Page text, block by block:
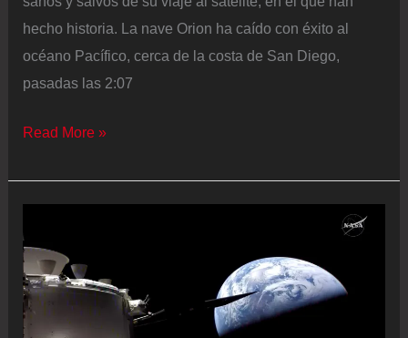
hecho historia. La nave Orion ha caído con éxito al
océano Pacífico, cerca de la costa de San Diego,
pasadas las 2:07
Los
de
2
aterrizan
y
concluyen
Read More »